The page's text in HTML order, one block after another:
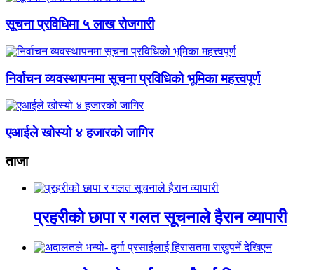
सूचना प्रविधिमा ५ लाख रोजगारी
निर्वाचन व्यवस्थापनमा सूचना प्रविधिको भूमिका महत्त्वपूर्ण
एआईले खोस्यो ४ हजारको जागिर
ताजा
प्रहरीको छापा र गलत सूचनाले हैरान व्यापारी